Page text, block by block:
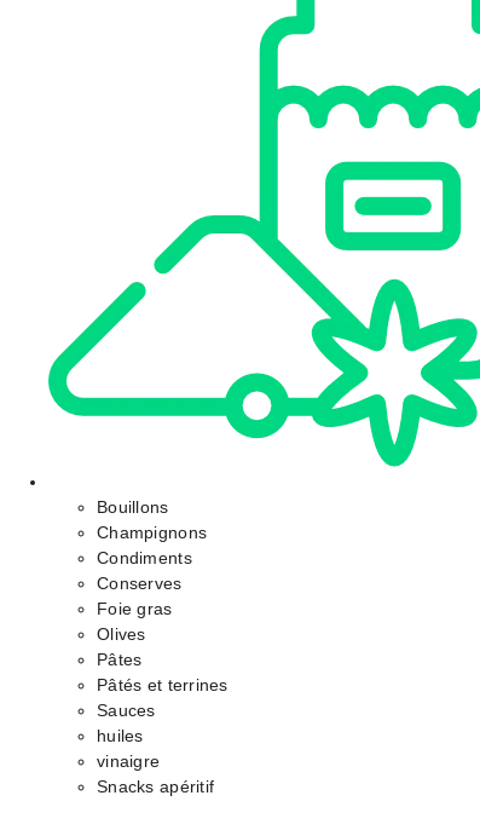
Bouillons
Champignons
Condiments
Conserves
Foie gras
Olives
Pâtes
Pâtés et terrines
Sauces
huiles
vinaigre
Snacks apéritif